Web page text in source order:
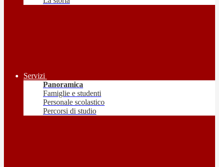
Servizi
Panoramica
Famiglie e studenti
Personale scolastico
Percorsi di studio